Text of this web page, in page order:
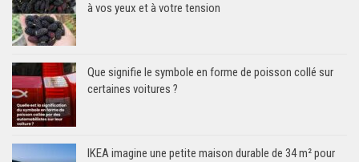
à vos yeux et à votre tension
Que signifie le symbole en forme de poisson collé sur
certaines voitures ?
IKEA imagine une petite maison durable de 34 m² pour